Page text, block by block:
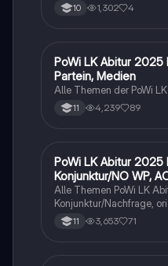
10 1,302 4
Wirtschaft und Recht
PoWi LK Abitur 2025
Partein, Medien
Alle Themen der PoWi
11 4,239 89
Wirtschaft und Recht
PoWi LK Abitur 2025
Konjunktur/NO WP,
Traifpolitik
Alle Themen PoWi LK
Konjunktur/Nachfrage,
von Keynes. Angebot
Milton, Friedman und
11 3,653 71